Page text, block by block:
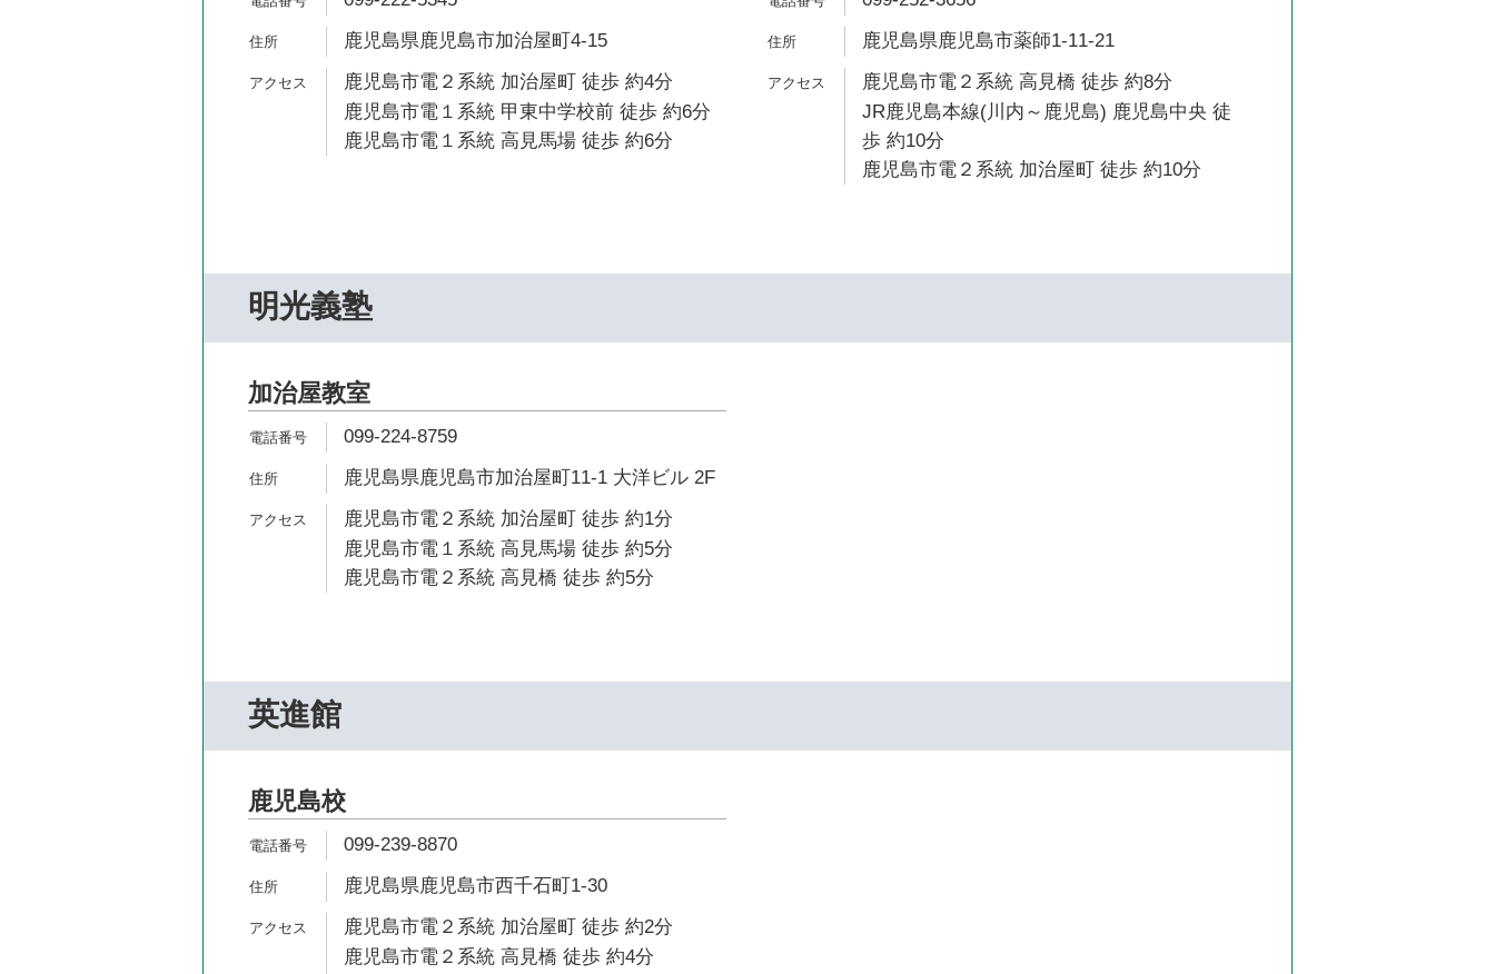
鹿児島県鹿児島市加治屋町4-15
鹿児島市電２系統 加治屋町 徒歩 約4分
鹿児島市電１系統 甲東中学校前 徒歩 約6分
鹿児島市電１系統 高見馬場 徒歩 約6分
鹿児島県鹿児島市薬師1-11-21
鹿児島市電２系統 高見橋 徒歩 約8分
JR鹿児島本線(川内～鹿児島) 鹿児島中央 徒
歩 約10分
鹿児島市電２系統 加治屋町 徒歩 約10分
明光義塾
加治屋教室
099-224-8759
鹿児島県鹿児島市加治屋町11-1 大洋ビル 2F
鹿児島市電２系統 加治屋町 徒歩 約1分
鹿児島市電１系統 高見馬場 徒歩 約5分
鹿児島市電２系統 高見橋 徒歩 約5分
英進館
鹿児島校
099-239-8870
鹿児島県鹿児島市西千石町1-30
鹿児島市電２系統 加治屋町 徒歩 約2分
鹿児島市電２系統 高見橋 徒歩 約4分